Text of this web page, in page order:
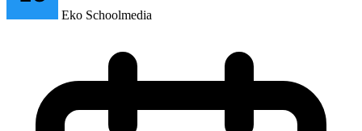
Eko Schoolmedia